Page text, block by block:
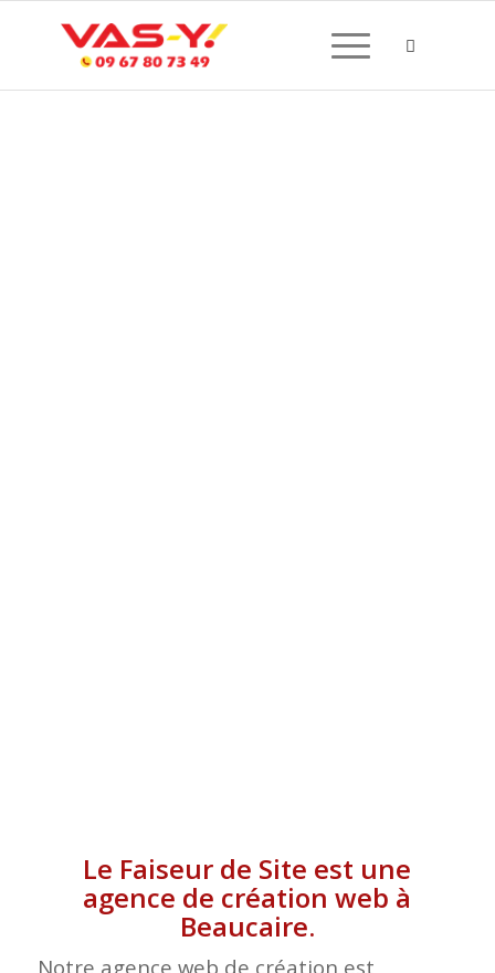
Le Faiseur de Site est une
agence de création web à
Beaucaire.
Notre agence web de création est